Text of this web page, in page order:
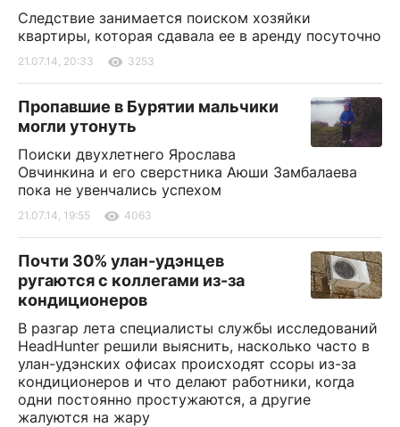
Следствие занимается поиском хозяйки
квартиры, которая сдавала ее в аренду посуточно
21.07.14, 20:33 3253
Пропавшие в Бурятии мальчики
могли утонуть
Поиски двухлетнего Ярослава
Овчинкина и его сверстника Аюши Замбалаева
пока не увенчались успехом
21.07.14, 19:55 4063
Почти 30% улан-удэнцев
ругаются с коллегами из-за
кондиционеров
В разгар лета специалисты службы исследований
HeadHunter решили выяснить, насколько часто в
улан-удэнских офисах происходят ссоры из-за
кондиционеров и что делают работники, когда
одни постоянно простужаются, а другие
жалуются на жару